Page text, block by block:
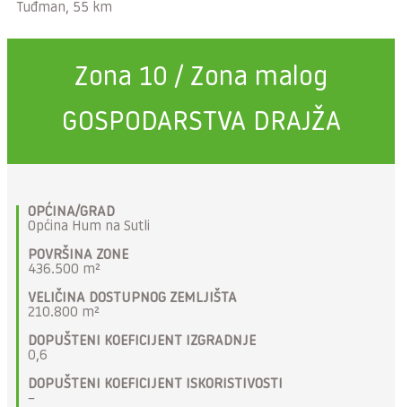
Tuđman, 55 km
Zona 10 / Zona malog
GOSPODARSTVA DRAJŽA
OPĆINA/GRAD
Općina Hum na Sutli
POVRŠINA ZONE
436.500 m²
VELIČINA DOSTUPNOG ZEMLJIŠTA
210.800 m²
DOPUŠTENI KOEFICIJENT IZGRADNJE
0,6
DOPUŠTENI KOEFICIJENT ISKORISTIVOSTI
–